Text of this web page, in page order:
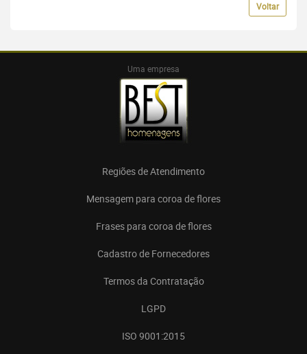
Voltar
Uma empresa
Regiões de Atendimento
Mensagem para coroa de flores
Frases para coroa de flores
Cadastro de Fornecedores
Termos da Contratação
LGPD
ISO 9001:2015